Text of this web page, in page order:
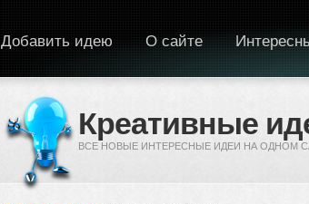
Креативные
ВСЕ НОВЫЕ ИНТЕРЕСНЫЕ ИДЕИ НА ОДНОМ
Добавить идею О сайте